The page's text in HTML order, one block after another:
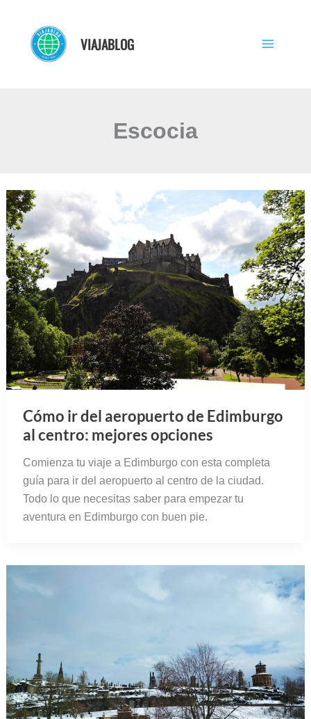
contenido
VIAJABLOG
Escocia
Cómo ir del aeropuerto de Edimburgo
al centro: mejores opciones
Comienza tu viaje a Edimburgo con esta completa
guía para ir del aeropuerto al centro de la ciudad.
Todo lo que necesitas saber para empezar tu
aventura en Edimburgo con buen pie.